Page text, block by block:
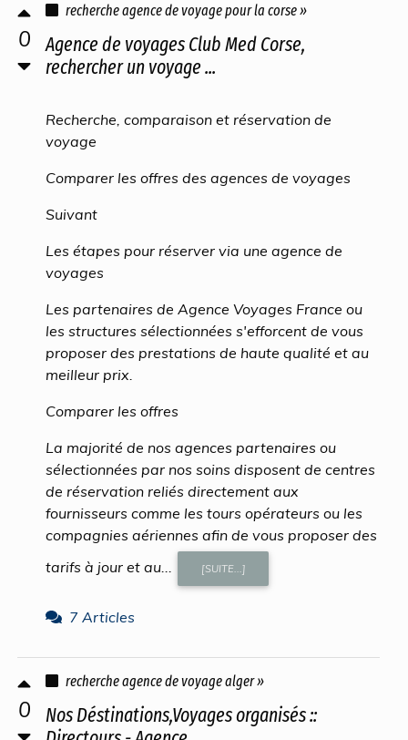
0
recherche agence de voyage pour la corse »
Agence de voyages Club Med Corse,
rechercher un voyage ...
Recherche, comparaison et réservation de
voyage
Comparer les offres des agences de voyages
Suivant
Les étapes pour réserver via une agence de
voyages
Les partenaires de Agence Voyages France ou
les structures sélectionnées s'efforcent de vous
proposer des prestations de haute qualité et au
meilleur prix.
Comparer les offres
La majorité de nos agences partenaires ou
sélectionnées par nos soins disposent de centres
de réservation reliés directement aux
fournisseurs comme les tours opérateurs ou les
compagnies aériennes afin de vous proposer des
tarifs à jour et au...
[SUITE...]
7 Articles
0
recherche agence de voyage alger »
Nos Déstinations,Voyages organisés ::